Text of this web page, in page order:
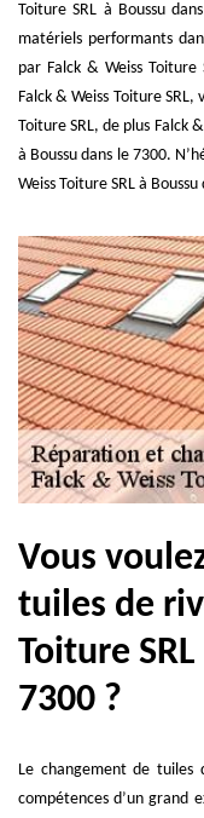
Toiture SRL à Boussu
matériels performants
par Falck & Weiss
Falck & Weiss Toiture
Toiture SRL, de plus Falck
à Boussu dans le 7300.
Weiss Toiture SRL à
Vous
tuiles de
Toiture
7300 ?
Le changement de
compétences d’un grand